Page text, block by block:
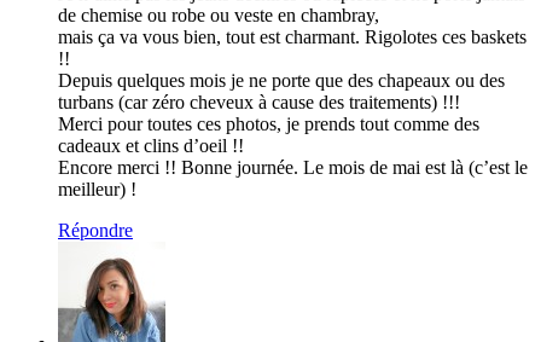
de chemise ou robe ou veste en chambray,
mais ça va vous bien, tout est charmant. Rigolotes ces baskets
!!
Depuis quelques mois je ne porte que des chapeaux ou des
turbans (car zéro cheveux à cause des traitements) !!!
Merci pour toutes ces photos, je prends tout comme des
cadeaux et clins d’oeil !!
Encore merci !! Bonne journée. Le mois de mai est là (c’est le
meilleur) !
Répondre